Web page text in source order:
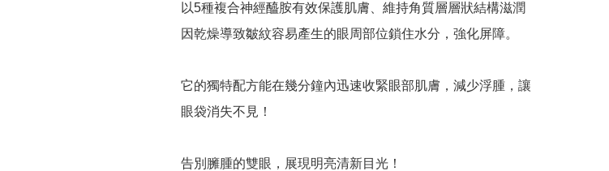
以5種複合神經醯胺有效保護肌膚、維持角質層層狀結構滋潤
因乾燥導致皺紋容易產生的眼周部位鎖住水分，強化屏障。
它的獨特配方能在幾分鐘內迅速收緊眼部肌膚，減少浮腫，讓
眼袋消失不見！
告別臃腫的雙眼，展現明亮清新目光！